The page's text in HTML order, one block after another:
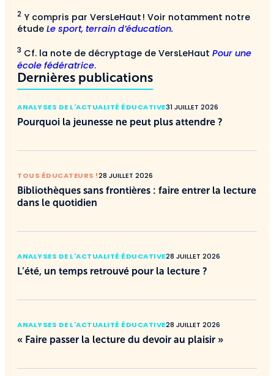
2 Y compris par VersLeHaut ! Voir notamment notre
étude Le sport, terrain d’éducation.
3 Cf. la note de décryptage de VersLeHaut Pour une
école fédératrice.
Dernières publications
ANALYSES DE L'ACTUALITÉ ÉDUCATIVE31 JUILLET 2026
Pourquoi la jeunesse ne peut plus attendre ?
TOUS ÉDUCATEURS !28 JUILLET 2026
Bibliothèques sans frontières : faire entrer la lecture
dans le quotidien
ANALYSES DE L'ACTUALITÉ ÉDUCATIVE28 JUILLET 2026
L’été, un temps retrouvé pour la lecture ?
ANALYSES DE L'ACTUALITÉ ÉDUCATIVE28 JUILLET 2026
« Faire passer la lecture du devoir au plaisir »